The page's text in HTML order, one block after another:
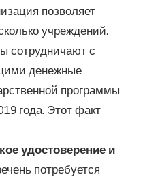
позволяет
учреждений.
сотрудничают с
денежные
программы
года. Этот факт
удостоверение и
потребуется